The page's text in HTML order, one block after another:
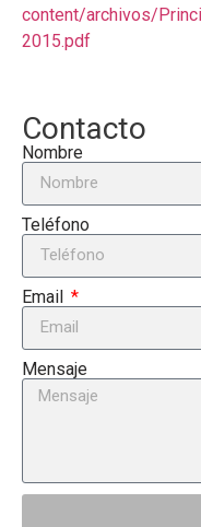
content/archivos/
2015.pdf
Contacto
Nombre
Teléfono
Email
Mensaje